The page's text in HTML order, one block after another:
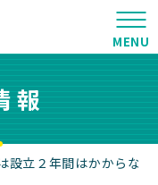
報
設立２年間はかからない